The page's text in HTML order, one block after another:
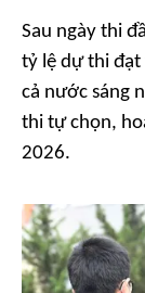
Sau ngày thi
tỷ lệ dự thi
cả nước sáng
thi tự chọn,
2026.